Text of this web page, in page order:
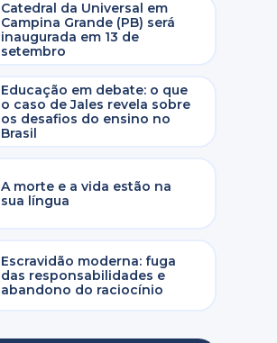
Catedral da Universal em
Campina Grande (PB) será
inaugurada em 13 de
setembro
Educação em debate: o que
o caso de Jales revela sobre
os desafios do ensino no
Brasil
A morte e a vida estão na
sua língua
Escravidão moderna: fuga
das responsabilidades e
abandono do raciocínio